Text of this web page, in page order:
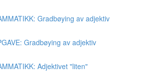
Gradbøying av adjektiv
Gradbøying av adjektiv
Adjektivet "liten"